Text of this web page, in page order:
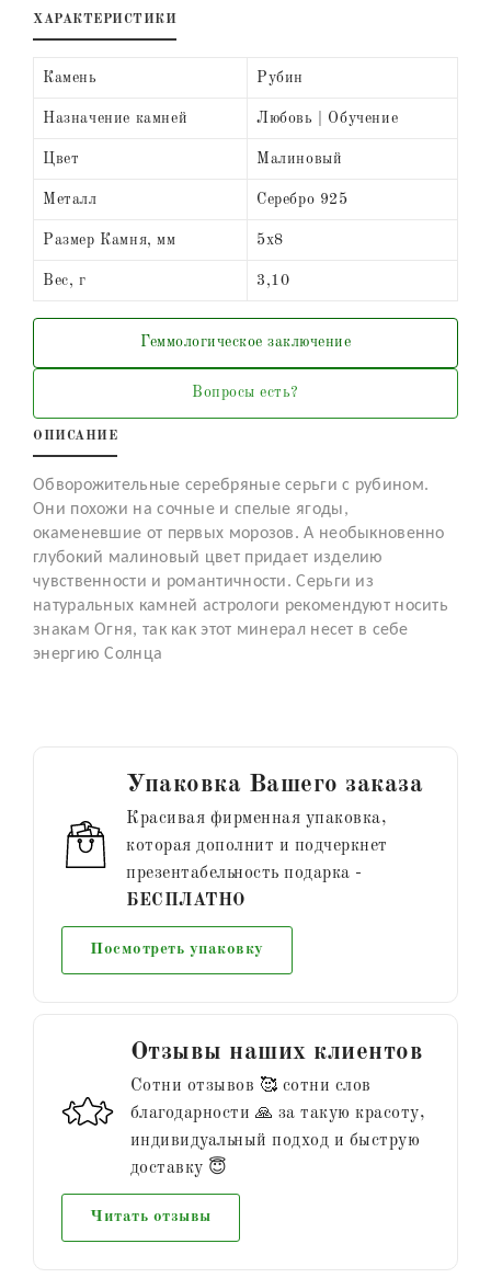
ХАРАКТЕРИСТИКИ
Камень Рубин
Назначение камней Любовь | Обучение
Цвет Малиновый
Металл Серебро 925
Размер Камня, мм 5х8
Вес, г 3,10
Геммологическое заключение
Вопросы есть?
ОПИСАНИЕ
Обворожительные серебряные серьги с рубином.
Они похожи на сочные и спелые ягоды,
окаменевшие от первых морозов. А необыкновенно
глубокий малиновый цвет придает изделию
чувственности и романтичности. Серьги из
натуральных камней астрологи рекомендуют носить
знакам Огня, так как этот минерал несет в себе
энергию Солнца
Упаковка Вашего заказа
Красивая фирменная упаковка,
которая дополнит и подчеркнет
презентабельность подарка -
БЕСПЛАТНО
Посмотреть упаковку
Отзывы наших клиентов
Сотни отзывов 🥰 сотни слов
благодарности 🙏 за такую красоту,
индивидуальный подход и быструю
доставку 😇
Читать отзывы